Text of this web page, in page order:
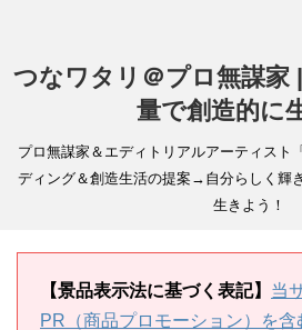
つなワタリ＠プロ無謀家
量で創造的に
プロ無謀家＆エディトリアルアーティスト
ディング＆創造生活の提案→自分らしく輝
生きよう！
【景品表示法に基づく表記】 当
PR（商品プロモーション）を